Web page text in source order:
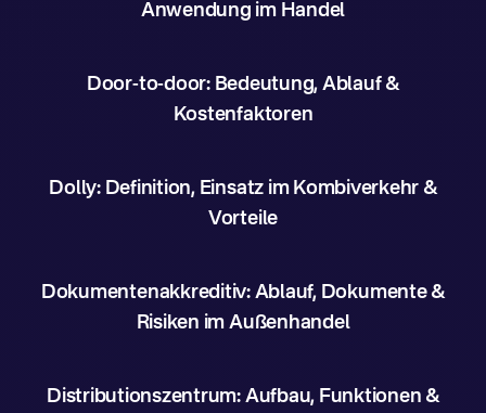
Anwendung im Handel
Door-to-door: Bedeutung, Ablauf &
Kostenfaktoren
Dolly: Definition, Einsatz im Kombiverkehr &
Vorteile
Dokumentenakkreditiv: Ablauf, Dokumente &
Risiken im Außenhandel
Distributionszentrum: Aufbau, Funktionen &